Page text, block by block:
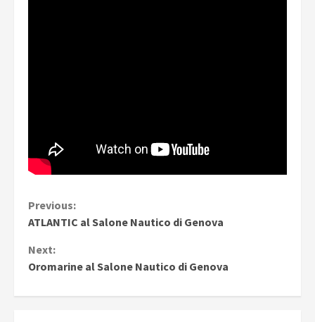
Continue
Previous:
ATLANTIC al Salone Nautico di Genova
Next:
Oromarine al Salone Nautico di Genova